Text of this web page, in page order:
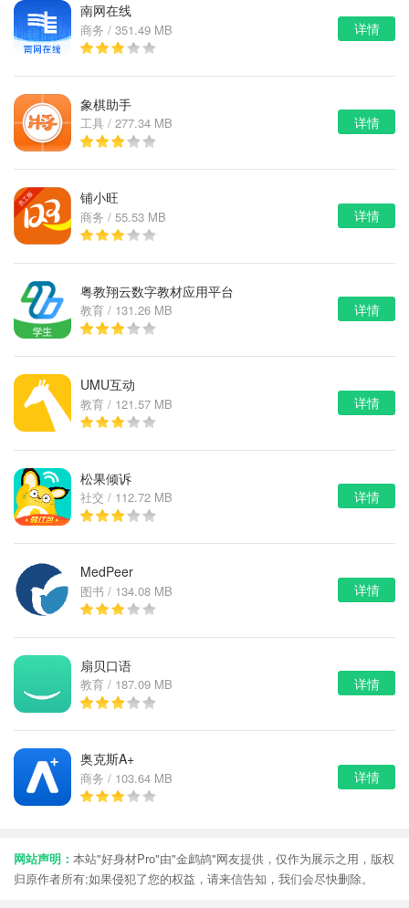
南网在线
商务 / 351.49 MB 详情
象棋助手
工具 / 277.34 MB 详情
铺小旺
商务 / 55.53 MB 详情
粤教翔云数字教材应用平台
教育 / 131.26 MB 详情
UMU互动
教育 / 121.57 MB 详情
松果倾诉
社交 / 112.72 MB 详情
MedPeer
图书 / 134.08 MB 详情
扇贝口语
教育 / 187.09 MB 详情
奥克斯A+
商务 / 103.64 MB 详情
网站声明： 本站"好身材Pro"由"金鹧鸪"网友提供，仅作为展示之用，版权
归原作者所有;如果侵犯了您的权益，请来信告知，我们会尽快删除。